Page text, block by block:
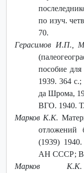
по изуч.
70.
Герасимов И.П.,
пособие
1939. 364
да Шрома,
ВГО. 1940.
Марков К.К.
отложений
(1939)
АН СССР;
Марков К.К.